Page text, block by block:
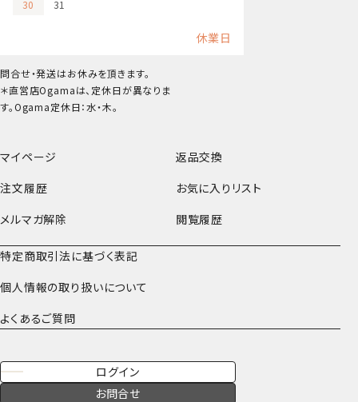
マイページ
返品交換
注文履歴
お気に入りリスト
メルマガ解除
閲覧履歴
特定商取引法に基づく表記
個人情報の取り扱いについて
よくあるご質問
ログイン
お問合せ
30
31
休業日
問合せ・発送はお休みを頂きます。
＊直営店Ogamaは、定休日が異なりま
す。Ogama定休日：水・木。